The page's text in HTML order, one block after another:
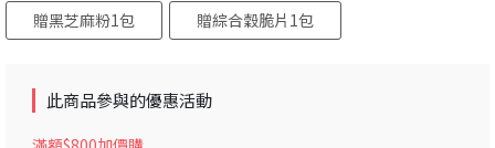
贈黑芝麻粉1包
贈綜合穀脆片1包
此商品參與的優惠活動